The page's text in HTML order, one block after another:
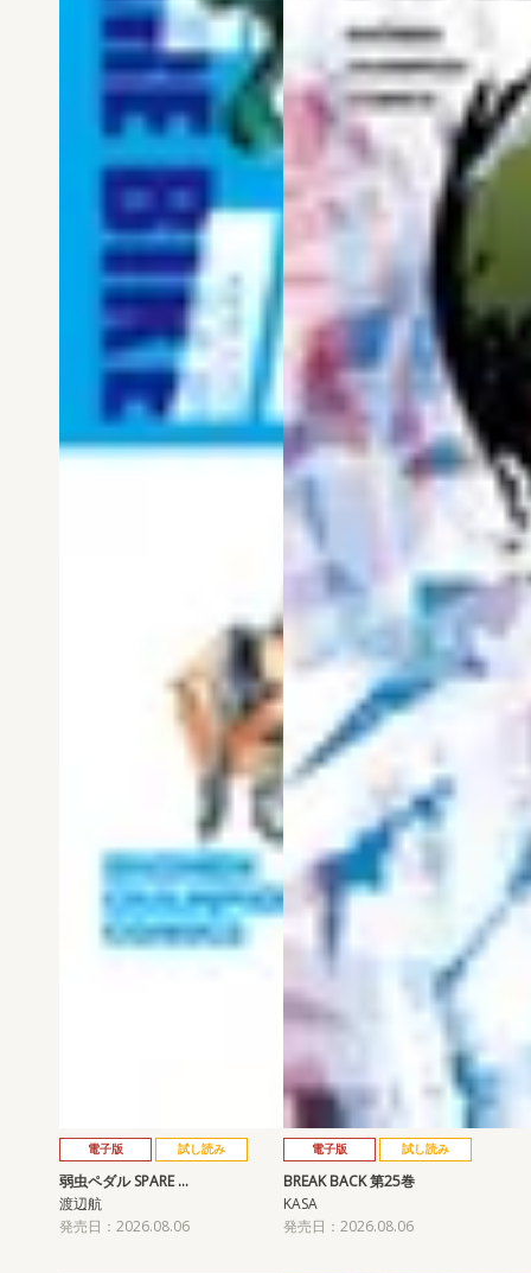
電子版 試し読み
弱虫ペダル SPARE …
渡辺航
発売日：2026.08.06
電子版 試し読み
BREAK BACK 第25巻
KASA
発売日：2026.08.06